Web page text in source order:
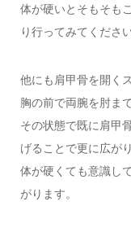
体が硬いとそもそも
り行ってみてくださ
他にも肩甲骨を開く
胸の前で両腕を肘ま
その状態で既に肩甲
げることで更に広が
体が硬くても意識し
がります。